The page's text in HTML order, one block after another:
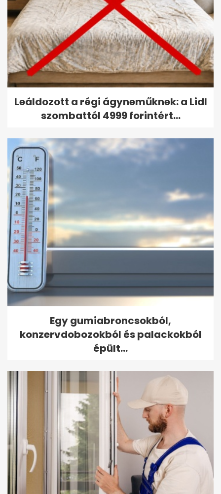
Leáldozott a régi ágyneműknek: a Lidl
szombattól 4999 forintért...
Egy gumiabroncsokból,
konzervdobozokból és palackokból
épült...